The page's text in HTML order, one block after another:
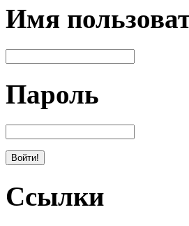
Имя
Пароль
Ссылки